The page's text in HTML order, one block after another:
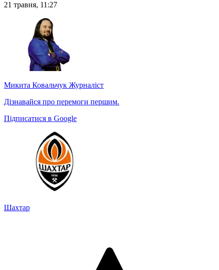
21 травня, 11:27
Микита Ковальчук Журналіст
Дізнавайся про перемоги першим.
Підписатися в Google
Шахтар